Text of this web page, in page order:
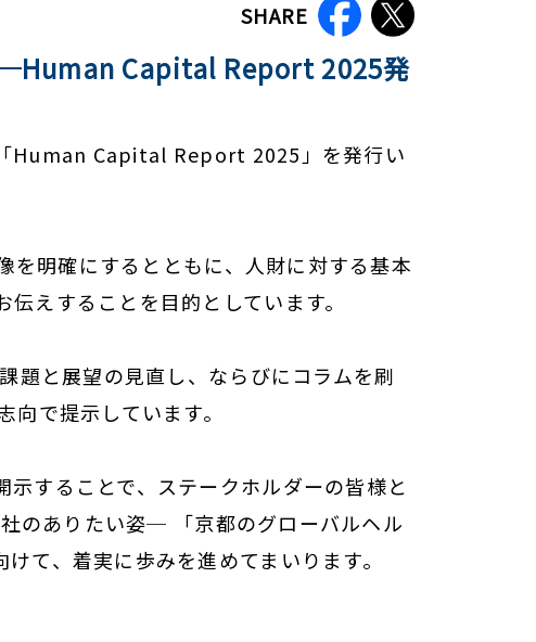
SHARE
Capital Report 2025発
Human Capital Report 2025」を発行い
明確にするとともに、人財に対する基本
えすることを目的としています。
題と展望の見直し、ならびにコラムを刷
で提示しています。
することで、ステークホルダーの皆様と
のありたい姿─ 「京都のグローバルヘル
て、着実に歩みを進めてまいります。